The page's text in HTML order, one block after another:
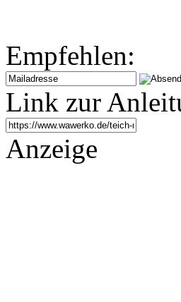
Empfehlen:
Link zur
Anzeige